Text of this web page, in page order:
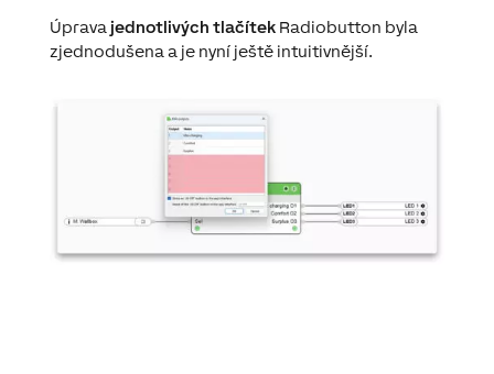
Úprava jednotlivých tlačítekRadiobutton byla
zjednodušena a je nyní ještě intuitivnější.